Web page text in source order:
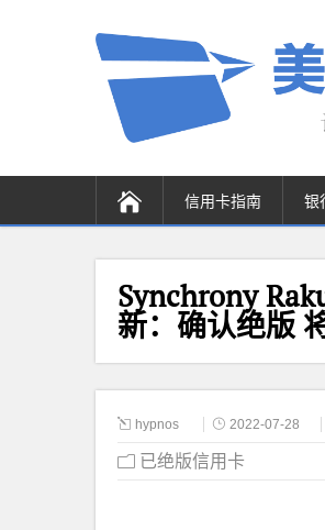
信用卡指南 银
Synchrony
新：确认绝版
hypnos 2022-07-28
已绝版信用卡